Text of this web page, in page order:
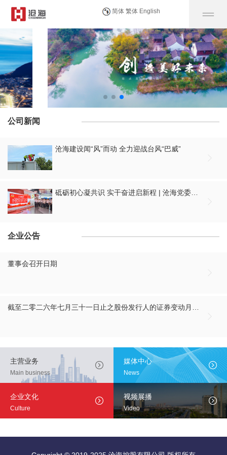
简体 繁体 English
公司新闻
沧海建设闻“风”而动 全力迎战台风“巴威”
企业公告
董事会召开日期
主营业务
Main business
 媒体中心
News

企业文化
Culture
 视频展播
Video
